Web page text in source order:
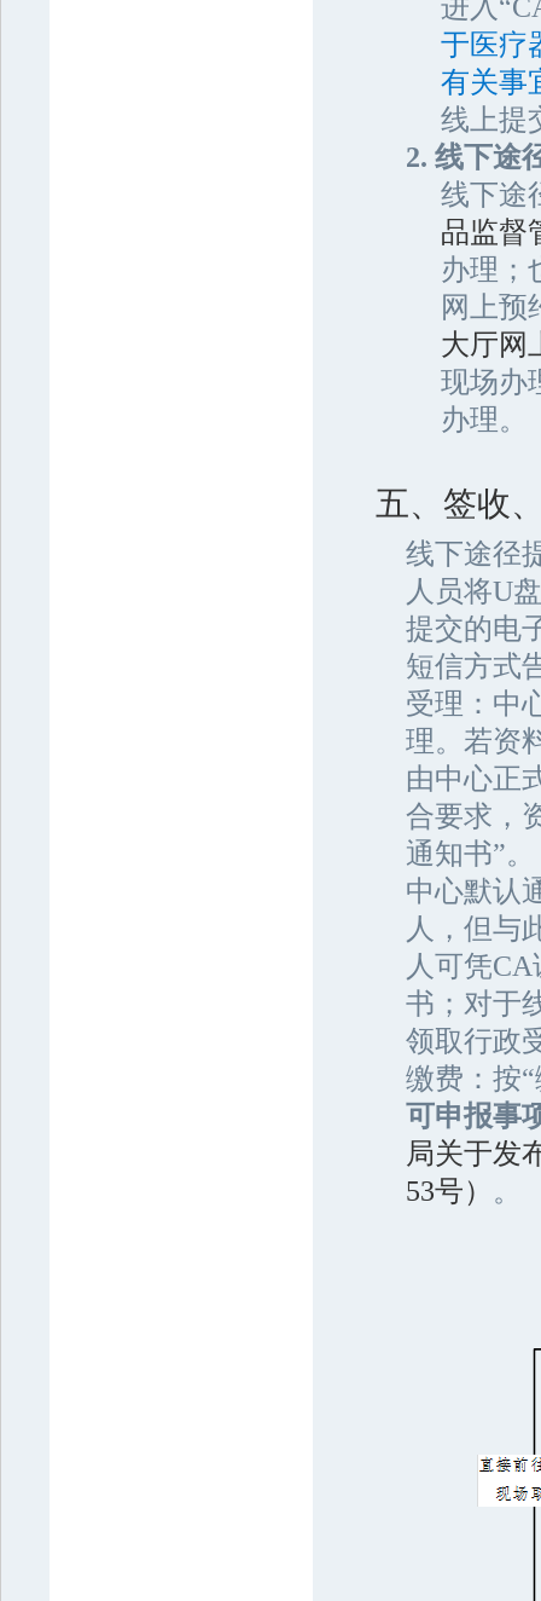
进入
于医疗
有关事
线上提
2. 线下途
线下途
品监督
办理；
网上预
大厅网
现场办
办理。
五、签收
线下途径
人员将U
提交的电
短信方式
受理：中
理。若资
由中心正
合要求，
通知书”。
中心默认
人，但与
人可凭
书；对于
领取行政
缴费：按
可申报事
局关于发
53号） 。